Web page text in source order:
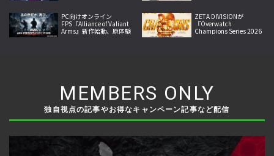
スタート
PC向けオンライン
FPS『Alliance of Valiant
Arms』新作始動、原体験
ZETA DIVISIONが
『Overwatch
Champions Series 2026
MEMBERS ONLY
独自視点の記事やお得なキャンペーン記事など配信